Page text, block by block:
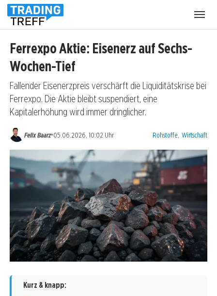
Ferrexpo Aktie: Eisenerz auf Sechs-
Wochen-Tief
Fallender Eisenerzpreis verschärft die Liquiditätskrise bei
Ferrexpo. Die Aktie bleibt suspendiert, eine
Kapitalerhöhung wird immer dringlicher.
Felix Baarz•05.06.2026, 10:02 Uhr Kategorien:
Rohstoffe Wirtschaft
Kurz & knapp: